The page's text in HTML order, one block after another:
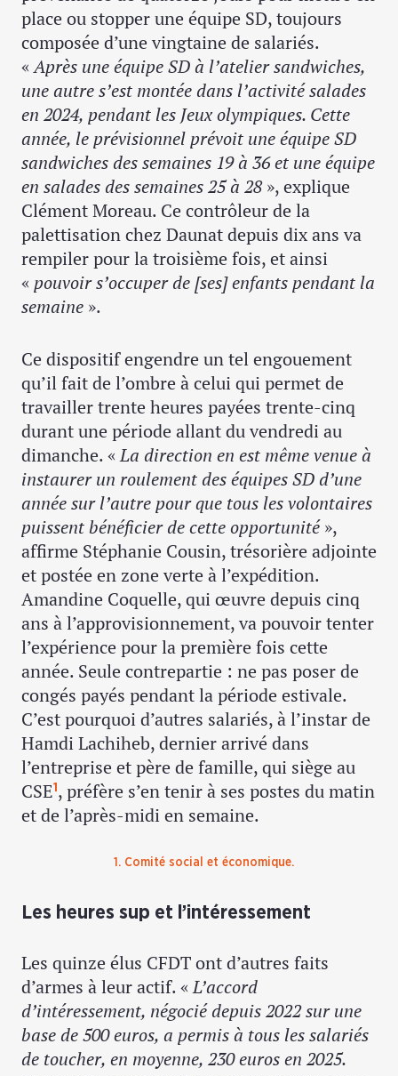
place ou stopper une équipe SD, toujours
composée d’une vingtaine de salariés.
«Après une équipe SD à l’atelier sandwiches,
une autre s’est montée dans l’activité salades
en 2024, pendant les Jeux olympiques. Cette
année, le prévisionnel prévoit une équipe SD
sandwiches des semaines 19 à 36 et une équipe
en salades des semaines 25 à 28», explique
Clément Moreau. Ce contrôleur de la
palettisation chez Daunat depuis dix ans va
rempiler pour la troisième fois, et ainsi
« pouvoir s’occuper de [ses] enfants pendant la
semaine ».
1. Comité social et économique.
Ce dispositif engendre un tel engouement
qu’il fait de l’ombre à celui qui permet de
travailler trente heures payées trente-cinq
durant une période allant du vendredi au
dimanche. «La direction en est même venue à
instaurer un roulement des équipes SD d’une
année sur l’autre pour que tous les volontaires
puissent bénéficier de cette opportunité»,
affirme Stéphanie Cousin, trésorière adjointe
et postée en zone verte à l’expédition.
Amandine Coquelle, qui œuvre depuis cinq
ans à l’approvisionnement, va pouvoir tenter
l’expérience pour la première fois cette
année. Seule contrepartie : ne pas poser de
congés payés pendant la période estivale.
C’est pourquoi d’autres salariés, à l’instar de
Hamdi Lachiheb, dernier arrivé dans
l’entreprise et père de famille, qui siège au
CSE1 , préfère s’en tenir à ses postes du matin
et de l’après-midi en semaine.
Les heures sup et l’intéressement
Les quinze élus CFDT ont d’autres faits
d’armes à leur actif. «L’accord
d’intéressement, négocié depuis 2022 sur une
base de 500 euros, a permis à tous les salariés
de toucher, en moyenne, 230 euros en 2025.